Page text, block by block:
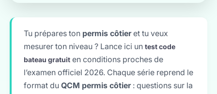
Tu prépares ton permis côtieret tu veux
mesurer ton niveau ? Lance ici un test code
bateau gratuit en conditions proches de
l’examen officiel 2026. Chaque série reprend le
format du QCM permis côtier: questions sur la